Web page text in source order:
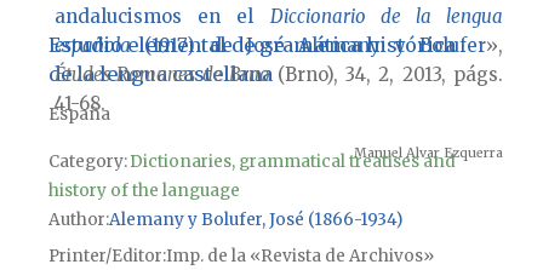
andalucismos en el Diccionario de la lengua
española(1917) de José Alemany y Bolufer»,
Études Romanes de Brno (Brno), 34, 2, 2013, págs.
41-68.
Manuel Alvar Ezquerra
Estudio elemental de gramática histórica
de la lengua castellana
España
Category:Dictionaries, grammatical treatises and
history of the language
Author Alemany y Bolufer, José (1866-1934)
Printer/Editor Imp. de la «Revista de Archivos»